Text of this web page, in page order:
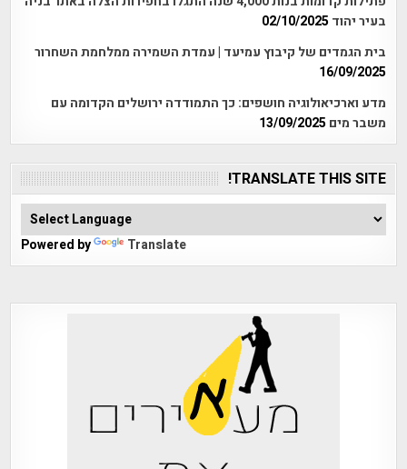
בעיר יהוד 02/10/2025
בית הגמדים של קיבוץ עמיעד | עמדת השמירה ממלחמת השחרור
16/09/2025
מדע וארכיאולוגיה חושפים: כך התמודדה ירושלים הקדומה עם
משבר מים 13/09/2025
TRANSLATE THIS SITE!
Powered by Translate